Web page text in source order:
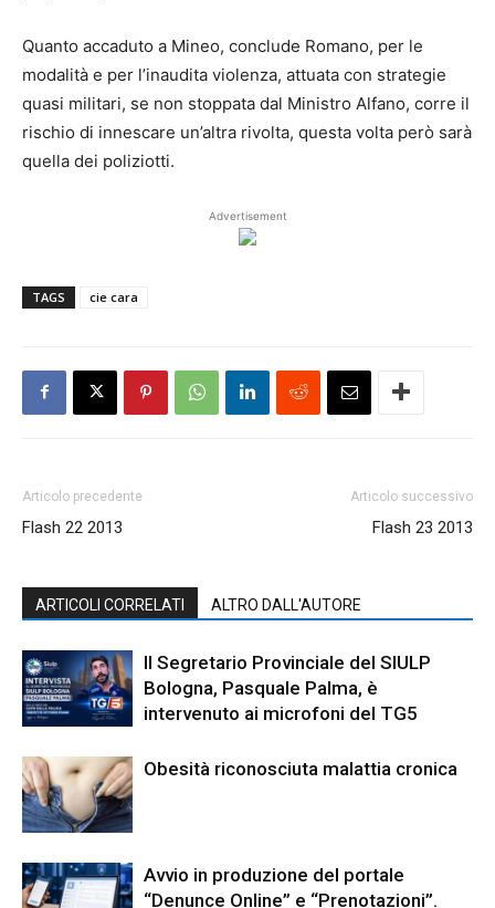
Quanto accaduto a Mineo, conclude Romano, per le
modalità e per l’inaudita violenza, attuata con strategie
quasi militari, se non stoppata dal Ministro Alfano, corre il
rischio di innescare un’altra rivolta, questa volta però sarà
quella dei poliziotti.
Advertisement
TAGS cie cara
Articolo precedente
Flash 22 2013
Articolo successivo
Flash 23 2013
ARTICOLI CORRELATI ALTRO DALL'AUTORE
Il Segretario Provinciale del SIULP
Bologna, Pasquale Palma, è
intervenuto ai microfoni del TG5
Obesità riconosciuta malattia cronica
Avvio in produzione del portale
“Denunce Online” e “Prenotazioni”.